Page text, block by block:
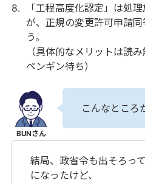
「工程高度化認定」は処
が、正規の変更許可申請
う。
（具体的なメリットは読
ペンギン待ち）
こんなところ
結局、政省令も出そろっ
になったけど、